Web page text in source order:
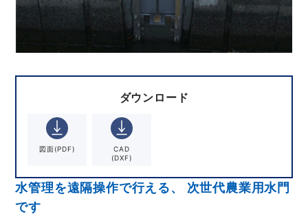
ダウンロード
図面(PDF)
CAD
(DXF)
水管理を遠隔操作で行える、 次世代農業用水門
です